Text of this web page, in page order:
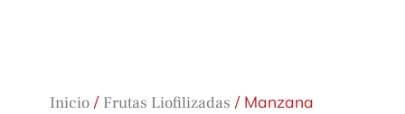
Inicio / Frutas Liofilizadas / Manzana